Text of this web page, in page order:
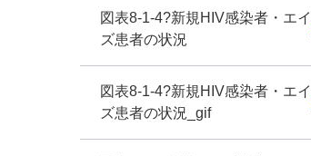
図表8-1-4?新規HIV感染者・エイ
ズ患者の状況
図表8-1-4?新規HIV感染者・エイ
ズ患者の状況_gif